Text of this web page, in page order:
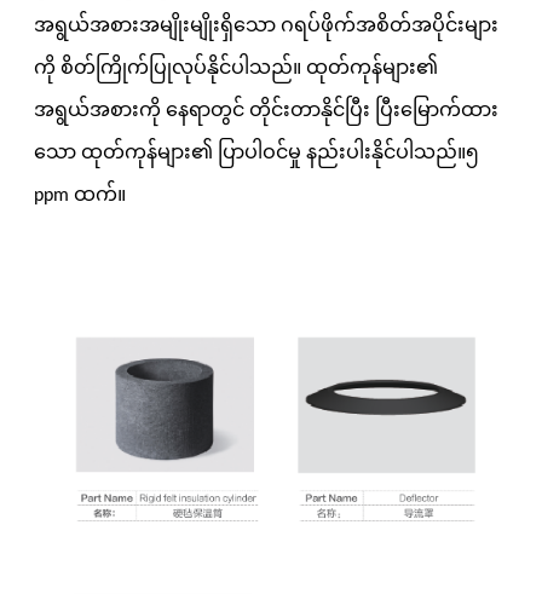
အရွယ်အစားအမျိုးမျိုးရှိသော ဂရပ်ဖိုက်အစိတ်အပိုင်းများ
ကို စိတ်ကြိုက်ပြုလုပ်နိုင်ပါသည်။ ထုတ်ကုန်များ၏
အရွယ်အစားကို နေရာတွင် တိုင်းတာနိုင်ပြီး ပြီးမြောက်ထား
သော ထုတ်ကုန်များ၏ ပြာပါဝင်မှု နည်းပါးနိုင်ပါသည်။၅
ppm ထက်။